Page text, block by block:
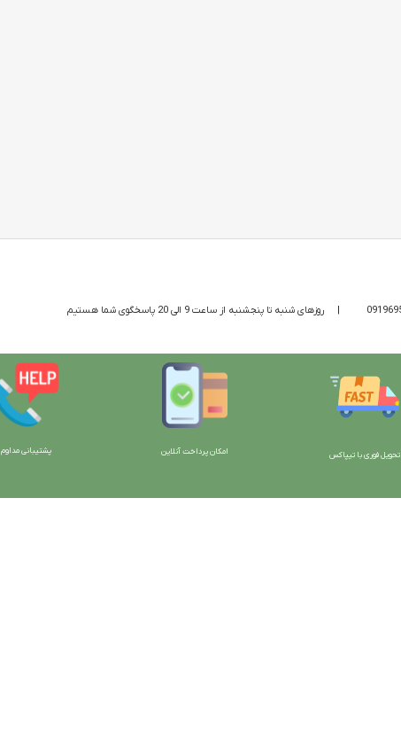
| روزهای شنبه تا پنجشنبه از ساعت 9 الی 20 پاسخگوی شما هستیم
تحویل فوری با تیپاکس امکان پرداخت آنلاین پشتیبانی مداوم